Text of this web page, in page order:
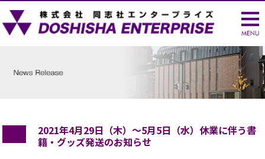
2021年4月29日（木）～5月5日（水）休業に伴う書
籍・グッズ発送のお知らせ